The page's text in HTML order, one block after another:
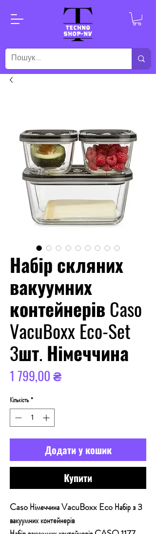
Набір скляних
вакуумних
контейнерів Caso
VacuBoxx Eco-Set
3шт. Німеччина
1 799,00 ₴Ціна
Кількість *
Додати у кошик
Купити
Caso Німеччина VacuBoxx Eco Набір з 3
вакуумних контейнерів